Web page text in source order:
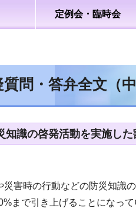
定例会・臨時会
問・答弁全文（中
識の啓発活動を実施し
害時の行動などの防災知識
まで引き上げることになっ